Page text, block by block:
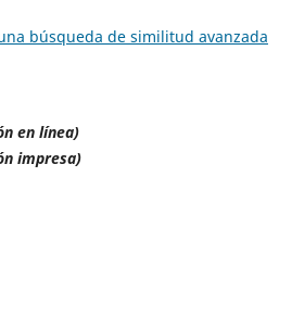
búsqueda de similitud avanzada
en línea)
impresa)